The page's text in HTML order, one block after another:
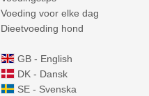
Voeding voor elke dag
Dieetvoeding hond
GB - English
DK - Dansk
SE - Svenska